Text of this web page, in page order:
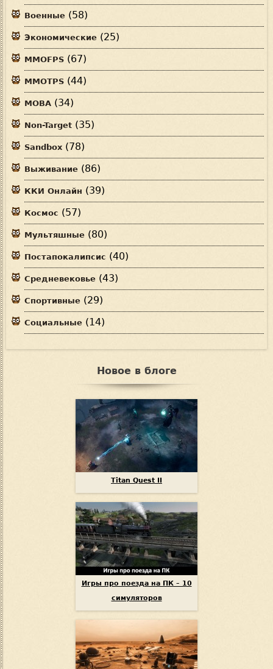
Военные (58)
Экономические (25)
MMOFPS (67)
MMOTPS (44)
MOBA (34)
Non-Target (35)
Sandbox (78)
Выживание (86)
ККИ Онлайн (39)
Космос (57)
Мультяшные (80)
Постапокалипсис (40)
Средневековье (43)
Спортивные (29)
Социальные (14)
Новое в блоге
Titan Quest II
Игры про поезда на ПК – 10
симуляторов